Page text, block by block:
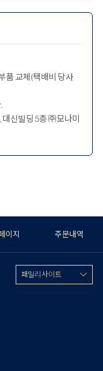
품 교체(택배비 당사
신빌딩 5층 ㈜모나미
이지 주문내역
패밀리 사이트